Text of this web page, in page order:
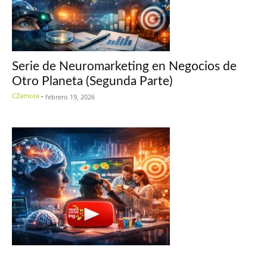
Serie de Neuromarketing en Negocios de
Otro Planeta (Segunda Parte)
CZamora - febrero 19, 2026